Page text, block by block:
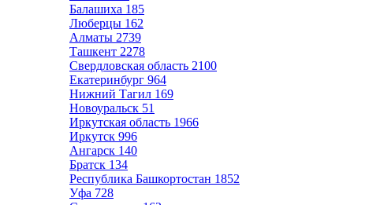
Балашиха 185
Люберцы 162
Алматы 2739
Ташкент 2278
Свердловская область 2100
Екатеринбург 964
Нижний Тагил 169
Новоуральск 51
Иркутская область 1966
Иркутск 996
Ангарск 140
Братск 134
Республика Башкортостан 1852
Уфа 728